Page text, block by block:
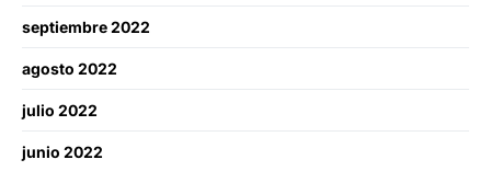
septiembre 2022
agosto 2022
julio 2022
junio 2022